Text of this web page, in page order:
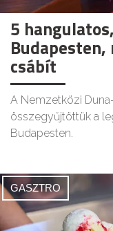
5
csábít
A Nemzetközi
összegyűjtöttük a
Budapesten.
GASZTRO